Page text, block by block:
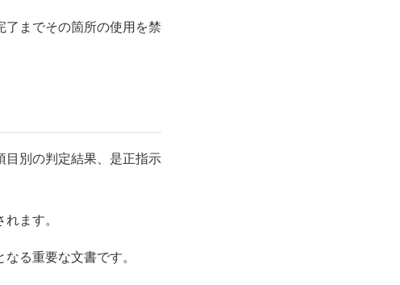
了までその箇所の使用を禁
目別の判定結果、是正指示
ます。
る重要な文書です。